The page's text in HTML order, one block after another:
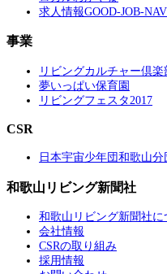
求人情報GOOD-JOB-
事業
リビングカルチャー倶楽
夢いっぱい保育園
リビングフェスタ2017
CSR
日本宇宙少年団和歌山分
和歌山リビング新聞社
和歌山リビング新聞社に
会社情報
CSRの取り組み
採用情報